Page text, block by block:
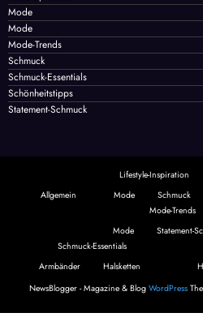
Mode
Mode
Mode-Trends
Schmuck
Schmuck-Essentials
Schönheitstipps
Statement-Schmuck
Allgemein
Lifestyle-Inspiration
Mode
Schmuck
Mode-Trends
Mode
Statement-
Schmuck-Essentials
Armbänder
Halsketten
NewsBlogger - Magazine & Blog WordPress